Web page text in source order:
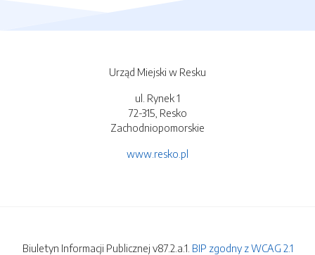
Urząd Miejski w Resku
ul. Rynek 1
72-315, Resko
Zachodniopomorskie
www.resko.pl
Biuletyn Informacji Publicznej v87.2.a.1. BIP zgodny z WCAG 2.1